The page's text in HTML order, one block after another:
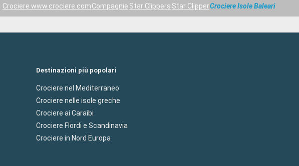
Crociere www.crociere.comCompagnie Star Clippers Star ClipperCrociere Isole Baleari
Destinazioni più popolari
Crociere nel Mediterraneo
Crociere nelle isole greche
Crociere ai Caraibi
Crociere Flordi e Scandinavia
Crociere in Nord Europa